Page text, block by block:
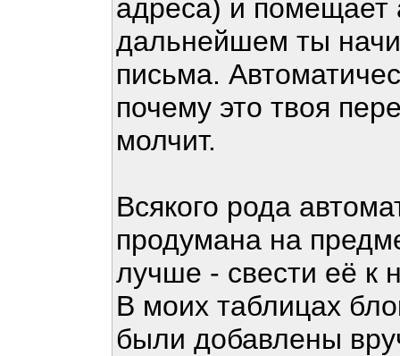
адреса) и помещает
дальнейшем ты
письма.
почему это твоя
молчит.
Всякого рода
продумана на
лучше - свести её к
В моих таблицах
были добавлены